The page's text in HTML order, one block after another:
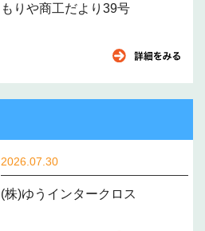
もりや商工だより39号
2026.07.30
(株)ゆうインタークロス